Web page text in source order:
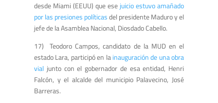
desde Miami (EEUU) que ese juicio estuvo amañado
por las presiones políticasdel presidente Maduro y el
jefe de la Asamblea Nacional, Diosdado Cabello.
17) Teodoro Campos, candidato de la MUD en el
estado Lara, participó en lainauguración de una obra
vial junto con el gobernador de esa entidad, Henri
Falcón, y el alcalde del municipio Palavecino, José
Barreras.